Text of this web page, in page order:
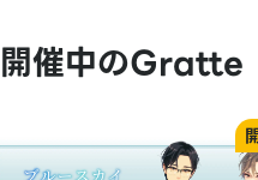
開催中のGratte